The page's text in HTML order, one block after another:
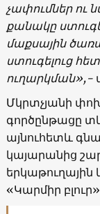
չափումներ ու
քանակը
մաքսային
ստուգելուց
ուղարկման»,-
Մկրտչյանի
գործընթացը
այնուհետև
կայարանից
երկաթուղային
«Կարմիր